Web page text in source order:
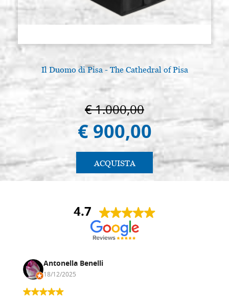
Il Duomo di Pisa - The Cathedral of Pisa
€ 1.000,00
€ 900,00
ACQUISTA
4.7
Antonella Benelli
18/12/2025